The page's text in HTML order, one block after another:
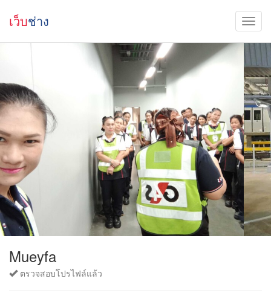
เว็บช่าง
Mueyfa
ตรวจสอบโปรไฟล์แล้ว